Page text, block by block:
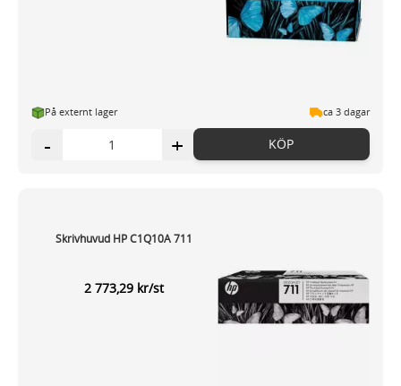
På externt lager ca 3 dagar
- + KÖP
Skrivhuvud HP C1Q10A 711
2 773,29 kr/st